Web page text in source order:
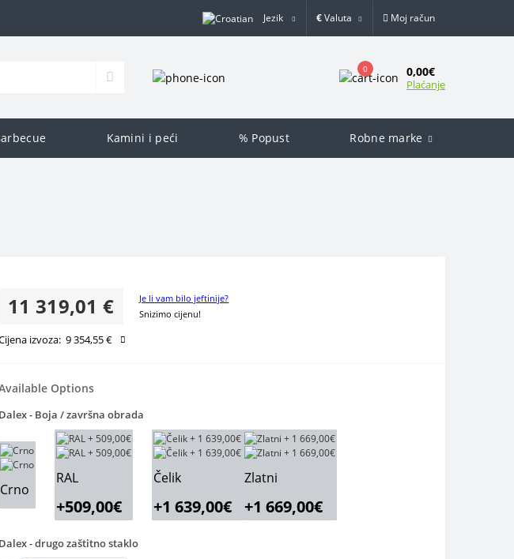
Jezik €Valuta Moj račun
0 0,00€
Plaćanje
Kamini i peći % Popust Robne marke
11 319,01 €
Je li vam bilo jeftinije?
Snizimo cijenu!
izvoza: 9 354,55 €
Options
Dalex - Boja / završna obrada
Crno
RAL
+509,00€
Čelik
+1 639,00€
Zlatni
+1 669,00€
Dalex - drugo zaštitno staklo